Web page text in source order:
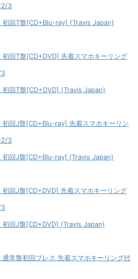
3
初回T盤[CD+Blu-ray] (Travis Japan)
回T盤[CD+DVD] 先着スマホキーリング
回T盤[CD+DVD] (Travis Japan)
回J盤[CD+Blu-ray] 先着スマホキーリン
3
初回J盤[CD+Blu-ray] (Travis Japan)
回J盤[CD+DVD] 先着スマホキーリング
回J盤[CD+DVD] (Travis Japan)
常盤初回プレス 先着スマホキーリング付